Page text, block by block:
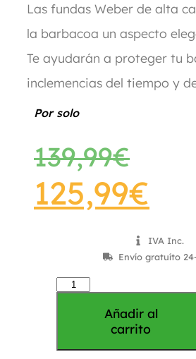
Las fundas Weber de alta
la barbacoa un aspecto
Te ayudarán a proteger tu
inclemencias del tiempo y
Por solo
139,99€
125,99€
IVA Inc.
Envío gratuíto
Añadir al
carrito